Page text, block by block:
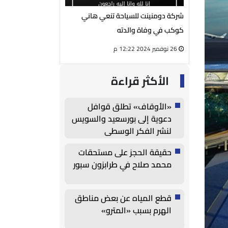
محمود
شركة دومنينت للسياحة تنعي هاني
كوكب في وفاة والدته
الأكثر قراءة
«الأوقاف» تطلق قوافل
دعوية إلى بورسعيد والسويس
لنشر الفكر الوسطي
حقيقة الحجز على مستحقات
محمد صلاح في طرابزون سبور
قطع المياه عن بعض مناطق
الهرم بسبب «المترو»